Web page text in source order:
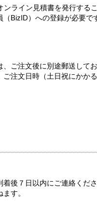
ライン見積書を発行する
BizID）への登録が必要で
ご注文後に別途郵送してお
注文日時（土日祝にかか
後７日以内にご連絡くだ
す。